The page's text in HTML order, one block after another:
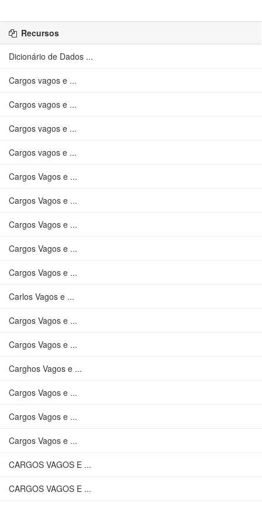
Recursos
Dicionário de Dados ...
Cargos vagos e ...
Cargos vagos e ...
Cargos vagos e ...
Cargos vagos e ...
Cargos Vagos e ...
Cargos Vagos e ...
Cargos Vagos e ...
Cargos Vagos e ...
Cargos Vagos e ...
Carlos Vagos e ...
Cargos Vagos e ...
Cargos Vagos e ...
Carghos Vagos e ...
Cargos Vagos e ...
Cargos Vagos e ...
Cargos Vagos e ...
CARGOS VAGOS E ...
CARGOS VAGOS E ...